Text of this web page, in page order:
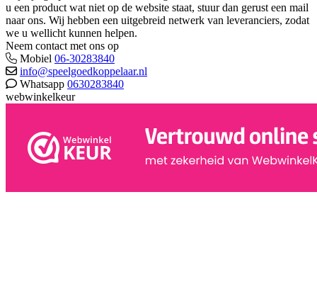
u een product wat niet op de website staat, stuur dan gerust een mail
naar ons. Wij hebben een uitgebreid netwerk van leveranciers, zodat
we u wellicht kunnen helpen.
Neem contact met ons op
Mobiel 06-30283840
info@speelgoedkoppelaar.nl
Whatsapp 0630283840
webwinkelkeur